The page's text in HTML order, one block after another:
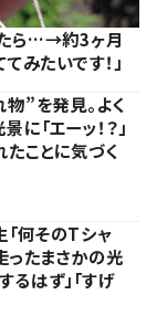
たら…→約3ヶ月
みたいです！」
”を発見。よく
「エーッ！？」
たことに気づく
何そのTシャ
ったまさかの光
はず」「すげ